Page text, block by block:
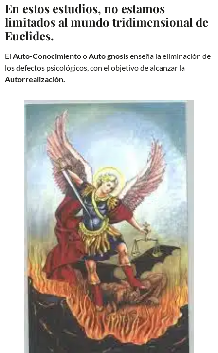
En estos estudios, no estamos
limitados al mundo tridimensional de
Euclides.
El Auto-ConocimientooAuto gnosisenseña la eliminación de
los defectos psicológicos, con el objetivo de alcanzar la
Autorrealización.